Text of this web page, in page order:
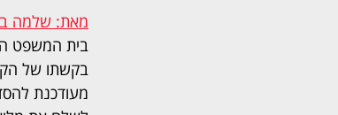
מאת: שלמה
בית המשפט
מעודכנת